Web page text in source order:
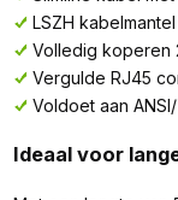
LSZH
Volledig koperen
Vergulde RJ45
Voldoet aan
Ideaal voor